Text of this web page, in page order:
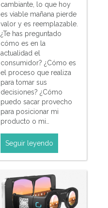
cambiante, lo que hoy
es viable mañana pierde
valor y es reemplazable.
¿Te has preguntado
cómo es en la
actualidad el
consumidor? ¿Cómo es
el proceso que realiza
para tomar sus
decisiones? ¿Cómo
puedo sacar provecho
para posicionar mi
producto o mi…
Seguir leyendo